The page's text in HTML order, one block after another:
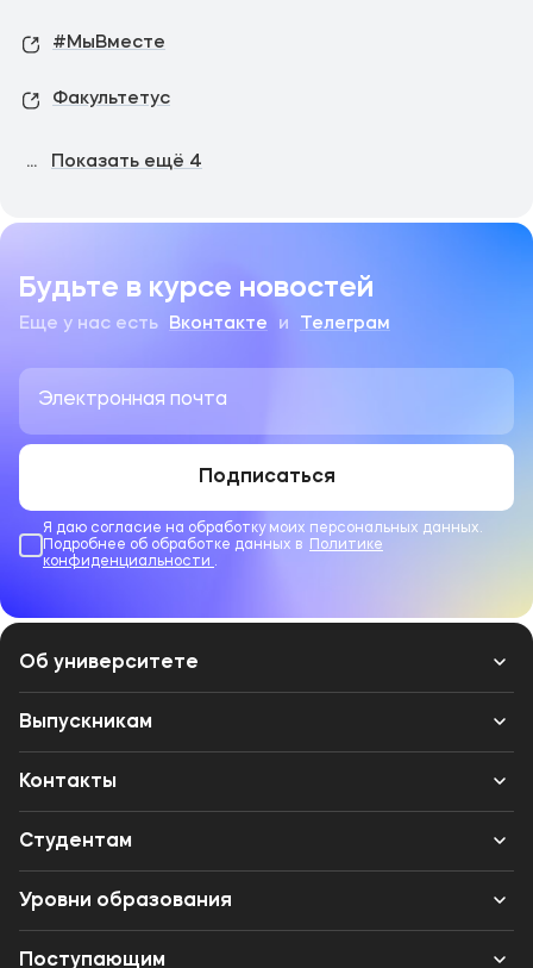
#МыВместе
Факультетус
... Показать ещё 4
Будьте в курсе новостей
Еще у нас есть Вконтакте и Телеграм
Подписаться
Я даю согласие на обработку моих персональных данных.
Подробнее об обработке данных в
Политике
конфиденциальности .
Об университете
Лицензии и документы
Структура
Музейно-выставочный центр МФЮА
Партнеры
Студентам
Вход в личный кабинет
Выпускникам
Выпускникам
Поступающим
Уровни образования
Колледж (СПО)
Контакты
Банковские реквизиты
Вакансии